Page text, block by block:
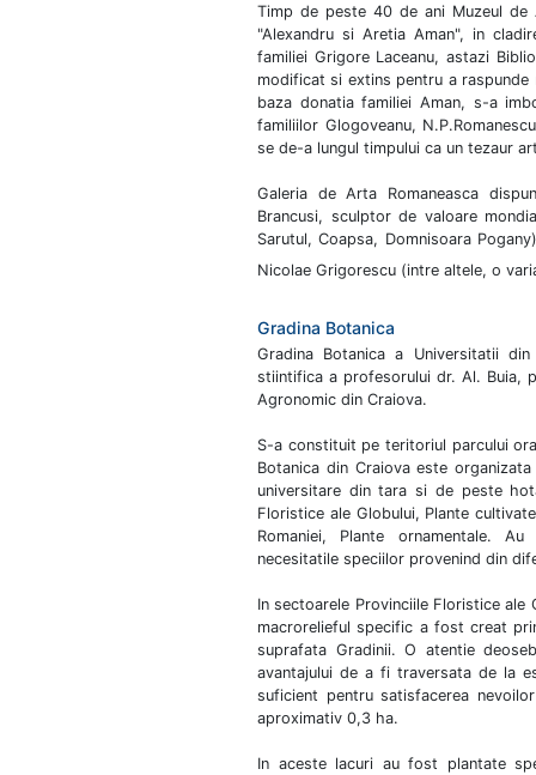
Timp de peste 40 de ani Muzeul
"Alexandru si Aretia Aman", in
familiei Grigore Laceanu, astazi
modificat si extins pentru a raspunde
baza donatia familiei Aman, s-a
familiilor Glogoveanu,
se de-a lungul timpului ca un tezaur
Galeria de Arta Romaneasca
Brancusi, sculptor de valoare
Sarutul, Coapsa, Domnisoara
Nicolae Grigorescu (intre altele, o
Gradina Botanica
Gradina Botanica a Universitatii
stiintifica a profesorului dr. Al. Buia,
Agronomic din Craiova.
S-a constituit pe teritoriul parcului
Botanica din Craiova este
universitare din tara si de peste
Floristice ale Globului, Plante
Romaniei, Plante ornamentale.
necesitatile speciilor provenind din
In sectoarele Provinciile Floristice ale
macrorelieful specific a fost creat
suprafata Gradinii. O atentie
avantajului de a fi traversata de la
suficient pentru satisfacerea
aproximativ 0,3 ha.
In aceste lacuri au fost plantate